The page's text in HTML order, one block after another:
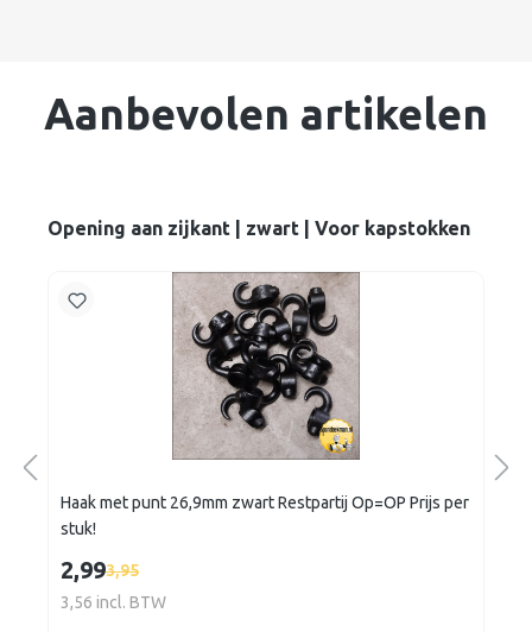
Aanbevolen artikelen
Opening aan zijkant | zwart | Voor kapstokken
Haak met punt 26,9mm zwart Restpartij Op=OP Prijs per
stuk!
2,993,95
3,56 incl. BTW